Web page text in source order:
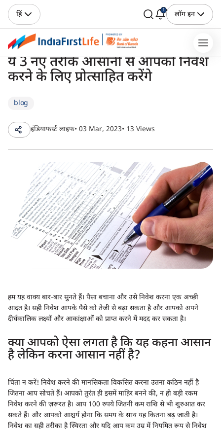
हिं 1 लॉग इन
ये 3 नए तरीके आसानी से आपको निवेश
करने के लिए प्रोत्साहित करेंगे
blog
इंडियाफर्स्ट लाइफ• 03 Mar, 2023• 13 Views
हम यह वाक्य बार-बार सुनते हैं। पैसा बचाना और उसे निवेश करना एक अच्छी
आदत है। सही निवेश आपके पैसे को तेजी से बढ़ा सकता है और आपको अपने
दीर्घकालिक लक्ष्यों और आकांक्षाओं को प्राप्त करने में मदद कर सकता है।
क्या आपको ऐसा लगता है कि यह कहना आसान
है लेकिन करना आसान नहीं है?
चिंता न करें! निवेश करने की मानसिकता विकसित करना उतना कठिन नहीं है
जितना आप सोचते हैं। आपको तुरंत ही इसमें माहिर बनने की, न ही बड़ी रकम
निवेश करने की ज़रूरत है। आप 100 रुपये जितनी कम राशि से भी शुरुआत कर
सकते हैं। और आपको आश्चर्य होगा कि समय के साथ यह कितना बढ़ जाती है।
निवेश का सही तरीका है स्थिरता और यदि आप कम उम्र में नियमित रूप से निवेश